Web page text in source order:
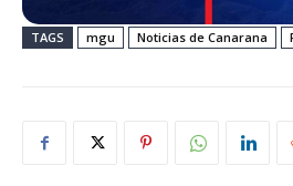
TAGS mgu Noticias de Canarana